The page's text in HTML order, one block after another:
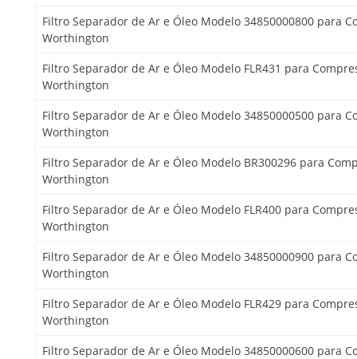
Filtro Separador de Ar e Óleo Modelo 34850000800 para
Worthington
Filtro Separador de Ar e Óleo Modelo FLR431 para
Worthington
Filtro Separador de Ar e Óleo Modelo 34850000500 para
Worthington
Filtro Separador de Ar e Óleo Modelo BR300296 para
Worthington
Filtro Separador de Ar e Óleo Modelo FLR400 para
Worthington
Filtro Separador de Ar e Óleo Modelo 34850000900 para
Worthington
Filtro Separador de Ar e Óleo Modelo FLR429 para
Worthington
Filtro Separador de Ar e Óleo Modelo 34850000600 para